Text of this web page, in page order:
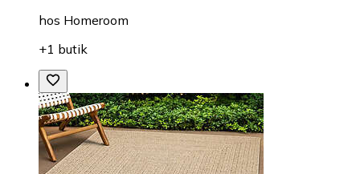
hos Homeroom
+1 butik